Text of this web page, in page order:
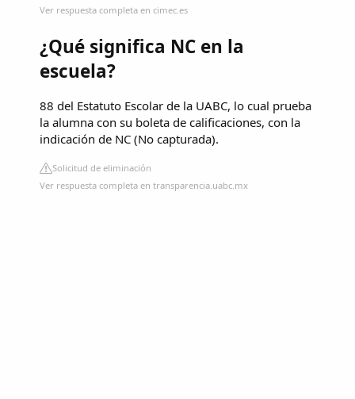
Ver respuesta completa en cimec.es
¿Qué significa NC en la
escuela?
88 del Estatuto Escolar de la UABC, lo cual prueba
la alumna con su boleta de calificaciones, con la
indicación de NC (No capturada).
Solicitud de eliminación
Ver respuesta completa en transparencia.uabc.mx